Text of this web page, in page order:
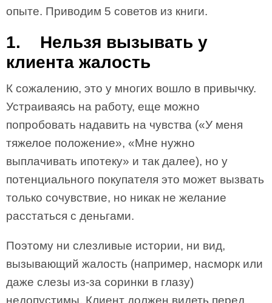
опыте. Приводим 5 советов из книги.
1. Нельзя вызывать у
клиента жалость
К сожалению, это у многих вошло в привычку.
Устраиваясь на работу, еще можно
попробовать надавить на чувства («У меня
тяжелое положение», «Мне нужно
выплачивать ипотеку» и так далее), но у
потенциального покупателя это может вызвать
только сочувствие, но никак не желание
расстаться с деньгами.
Поэтому ни слезливые истории, ни вид,
вызывающий жалость (например, насморк или
даже слезы из-за соринки в глазу)
недопустимы. Клиент должен видеть перед